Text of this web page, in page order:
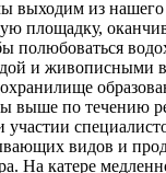
выходим из нашего
площадку,
полюбоваться
и живописными
выше по течению
участии
видов и
На катере